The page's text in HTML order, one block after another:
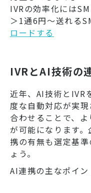
IVRの効率化には
＞1通6円～送れる
ロードする
IVRとAI技術の
近年、AI技術とIVR
度な自動対応が実
合わせることで、
が可能になります
携の有無も選定基
ょう。
AI連携の主なポイン